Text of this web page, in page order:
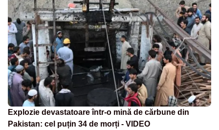
Explozie devastatoare într-o mină de cărbune din
Pakistan: cel puțin 34 de morți - VIDEO